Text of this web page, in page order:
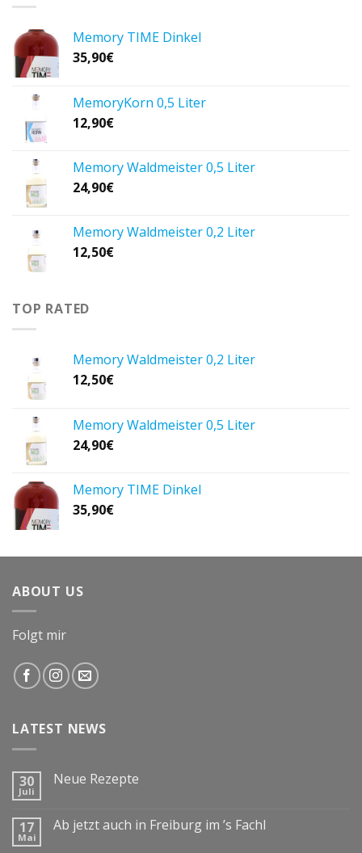
Memory TIME Dinkel
35,90€
MemoryKorn 0,5 Liter
12,90€
Memory Waldmeister 0,5 Liter
24,90€
Memory Waldmeister 0,2 Liter
12,50€
TOP RATED
Memory Waldmeister 0,2 Liter
12,50€
Memory Waldmeister 0,5 Liter
24,90€
Memory TIME Dinkel
35,90€
ABOUT US
Folgt mir
LATEST NEWS
30
Juli
Neue Rezepte
17
Mai
Ab jetzt auch in Freiburg im ’s Fachl